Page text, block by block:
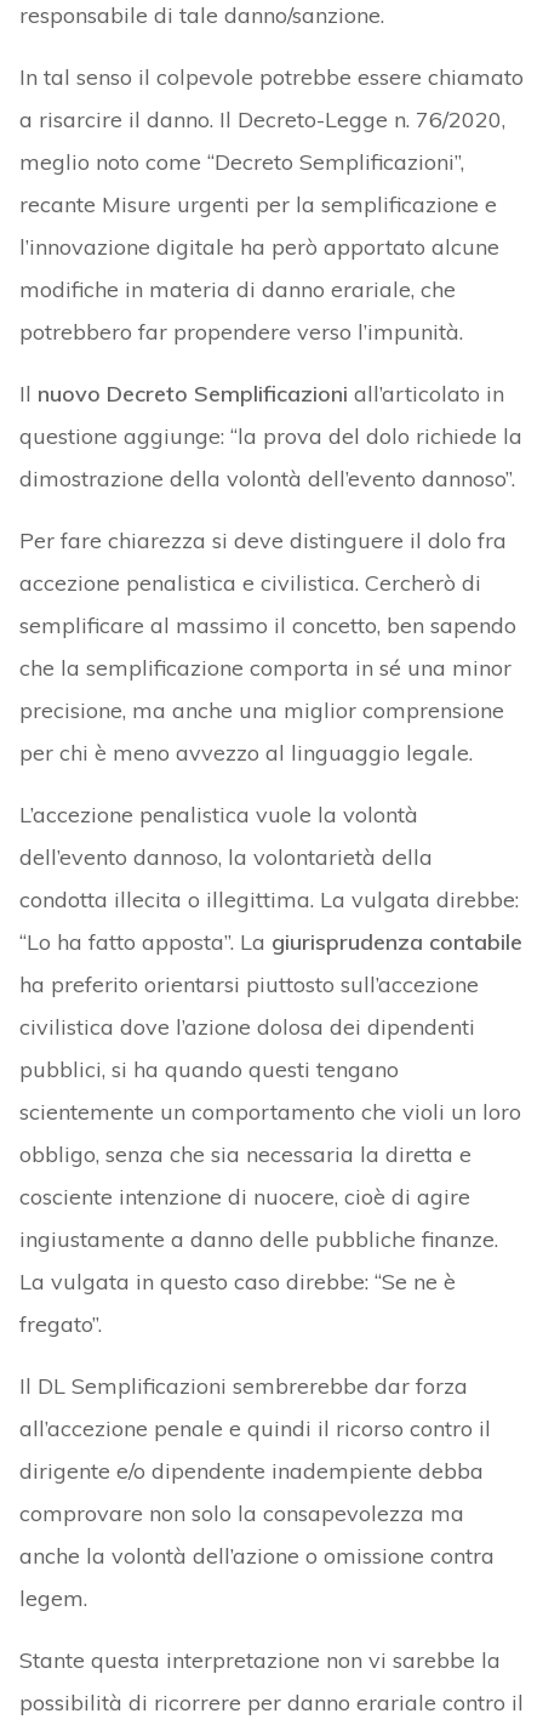
responsabile di tale danno/sanzione.
In tal senso il colpevole potrebbe essere chiamato
a risarcire il danno. Il Decreto-Legge n. 76/2020,
meglio noto come “Decreto Semplificazioni”,
recante Misure urgenti per la semplificazione e
l’innovazione digitale ha però apportato alcune
modifiche in materia di danno erariale, che
potrebbero far propendere verso l’impunità.
Il nuovo Decreto Semplificazioni all’articolato in
questione aggiunge: “la prova del dolo richiede la
dimostrazione della volontà dell’evento dannoso”.
Per fare chiarezza si deve distinguere il dolo fra
accezione penalistica e civilistica. Cercherò di
semplificare al massimo il concetto, ben sapendo
che la semplificazione comporta in sé una minor
precisione, ma anche una miglior comprensione
per chi è meno avvezzo al linguaggio legale.
L’accezione penalistica vuole la volontà
dell’evento dannoso, la volontarietà della
condotta illecita o illegittima. La vulgata direbbe:
“Lo ha fatto apposta”. La giurisprudenza contabile
ha preferito orientarsi piuttosto sull’accezione
civilistica dove l’azione dolosa dei dipendenti
pubblici, si ha quando questi tengano
scientemente un comportamento che violi un loro
obbligo, senza che sia necessaria la diretta e
cosciente intenzione di nuocere, cioè di agire
ingiustamente a danno delle pubbliche finanze.
La vulgata in questo caso direbbe: “Se ne è
fregato”.
Il DL Semplificazioni sembrerebbe dar forza
all’accezione penale e quindi il ricorso contro il
dirigente e/o dipendente inadempiente debba
comprovare non solo la consapevolezza ma
anche la volontà dell’azione o omissione contra
legem.
Stante questa interpretazione non vi sarebbe la
possibilità di ricorrere per danno erariale contro il